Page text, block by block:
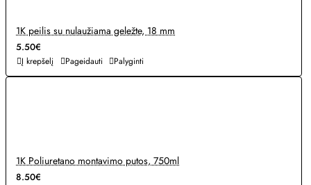
1K peilis su nulaužiama geležte, 18 mm
5.50€
Į krepšelį Pageidauti Palyginti
1K Poliuretano montavimo putos, 750ml
8.50€